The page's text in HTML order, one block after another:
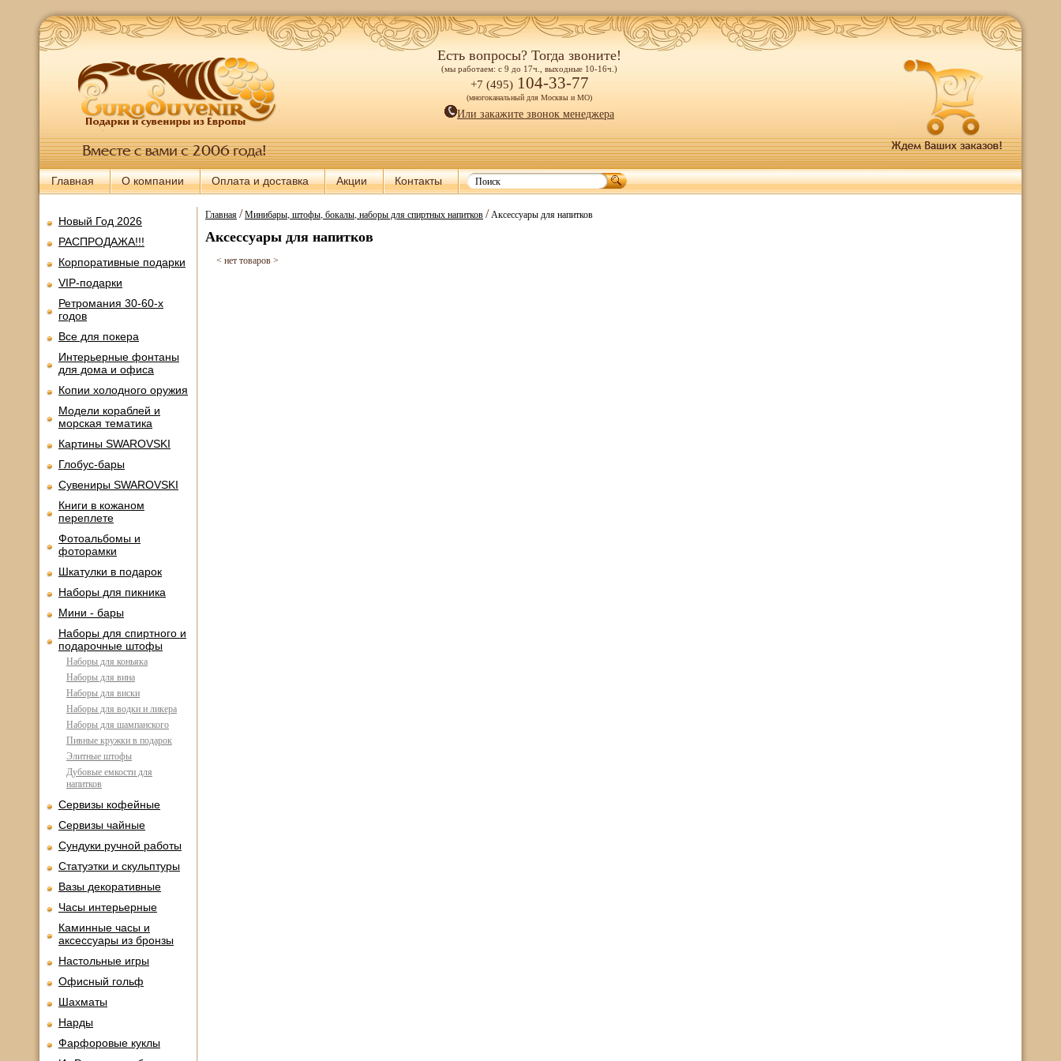
Есть вопросы? Тогда звоните!
(мы работаем: с 9 до 17ч., выходные 10-16ч.)
+7 (495) 104-33-77
(многоканальный для Москвы и МО)
Или закажите звонок менеджера
Главная О компании Оплата и доставка Акции Контакты
Новый Год 2026
РАСПРОДАЖА!!!
Корпоративные подарки
VIP-подарки
Ретромания 30-60-х
годов
Все для покера
Интерьерные фонтаны
для дома и офиса
Копии холодного оружия
Модели кораблей и
морская тематика
Картины SWAROVSKI
Глобус-бары
Сувениры SWAROVSKI
Книги в кожаном
переплете
Фотоальбомы и
фоторамки
Шкатулки в подарок
Наборы для пикника
Мини - бары
Наборы для спиртного и
подарочные штофы
Наборы для коньяка
Наборы для вина
Наборы для виски
Наборы для водки и ликера
Наборы для шампанского
Пивные кружки в подарок
Элитные штофы
Дубовые емкости для
напитков
Сервизы кофейные
Сервизы чайные
Сундуки ручной работы
Статуэтки и скульптуры
Вазы декоративные
Часы интерьерные
Каминные часы и
аксессуары из бронзы
Настольные игры
Офисный гольф
Шахматы
Нарды
Фарфоровые куклы
Главная/Минибары, штофы, бокалы, наборы для спиртных напитков/ Аксессуары для напитков
Аксессуары для напитков
< нет товаров >